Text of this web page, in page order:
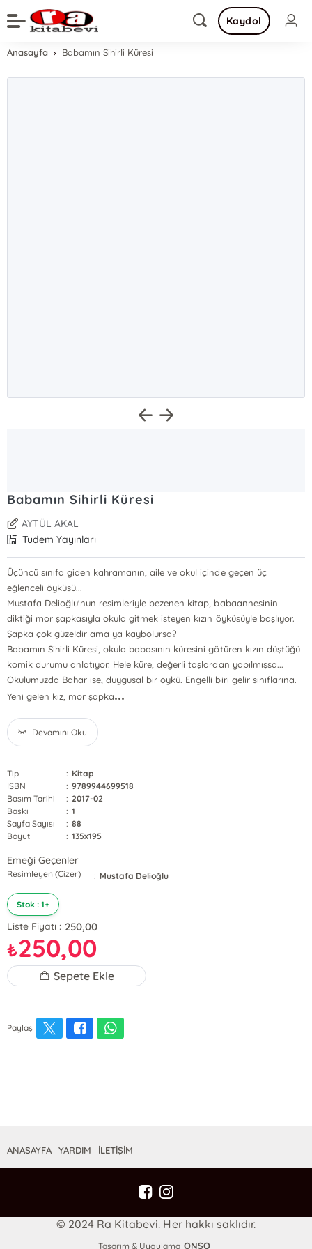
Kaydol
Anasayfa Babamın Sihirli Küresi
Babamın Sihirli Küresi
AYTÜL AKAL
Tudem Yayınları
Üçüncü sınıfa giden kahramanın, aile ve okul içinde geçen üç
eğlenceli öyküsü...
Mustafa Delioğlu'nun resimleriyle bezenen kitap, babaannesinin
diktiği mor şapkasıyla okula gitmek isteyen kızın öyküsüyle başlıyor.
Şapka çok güzeldir ama ya kaybolursa?
Babamın Sihirli Küresi, okula babasının küresini götüren kızın düştüğü
komik durumu anlatıyor. Hele küre, değerli taşlardan yapılmışsa...
Okulumuzda Bahar ise, duygusal bir öykü. Engelli biri gelir sınıflarına.
Yeni gelen kız, mor şapka...
Devamını Oku
Tip : Kitap
ISBN
: 9789944699518
Basım Tarihi
: 2017-02
Baskı
: 1
Sayfa Sayısı
: 88
Boyut
: 135x195
Emeği Geçenler
Resimleyen (Çizer) : Mustafa Delioğlu
Stok : 1+
Liste Fiyatı : 250,00
₺250,00
Sepete Ekle
Paylaş
ANASAYFA YARDIM İLETİŞİM
© 2024 Ra Kitabevi. Her hakkı saklıdır.
Tasarım & Uygulama ONSO